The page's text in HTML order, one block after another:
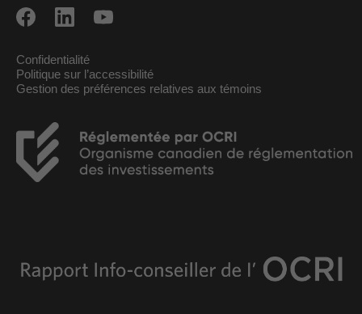
Confidentialité
Politique sur l’accessibilité
Gestion des préférences relatives aux témoins